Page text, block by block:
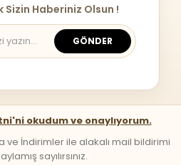
Sizin Haberiniz Olsun !
GÖNDER
okudum ve onaylıyorum.
İndirimler ile alakalı mail bildirimi
sayılırsınız.